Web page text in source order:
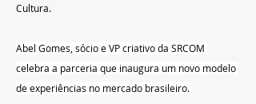
Cultura.
Abel Gomes, sócio e VP criativo da SRCOM
celebra a parceria que inaugura um novo modelo
de experiências no mercado brasileiro.